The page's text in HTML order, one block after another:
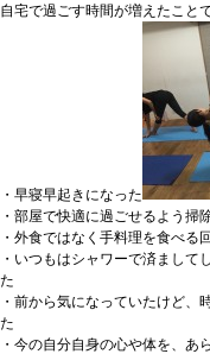
自宅で過ごす時間が増えたこと
・早寝早起きになった
・部屋で快適に過ごせるよう掃
・外食ではなく手料理を食べる
・いつもはシャワーで済まして
た
・前から気になっていたけど
た
・今の自分自身の心や体を、あ